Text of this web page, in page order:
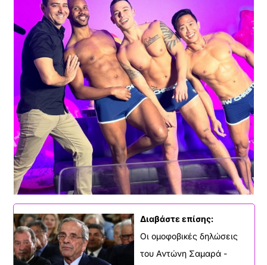
Διαβάστε επίσης:
Οι ομοφοβικές δηλώσεις
του Αντώνη Σαμαρά -